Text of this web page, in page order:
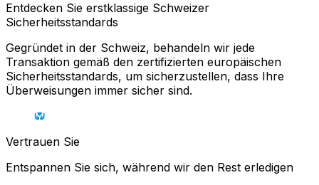
Entdecken Sie erstklassige Schweizer
Sicherheitsstandards
Gegründet in der Schweiz, behandeln wir jede
Transaktion gemäß den zertifizierten europäischen
Sicherheitsstandards, um sicherzustellen, dass Ihre
Überweisungen immer sicher sind.
Vertrauen Sie
Entspannen Sie sich, während wir den Rest erledigen